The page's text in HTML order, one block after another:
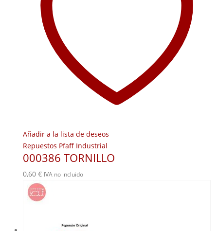
Añadir a la lista de deseos
Repuestos Pfaff Industrial
000386 TORNILLO
0,60 € IVA no incluido